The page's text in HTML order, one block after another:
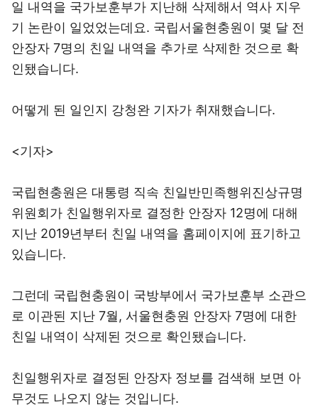
일 내역을 국가보훈부가 지난해 삭제해서 역사 지우
기 논란이 일었었는데요. 국립서울현충원이 몇 달 전
안장자 7명의 친일 내역을 추가로 삭제한 것으로 확
인됐습니다.
어떻게 된 일인지 강청완 기자가 취재했습니다.
<기자>
국립현충원은 대통령 직속 친일반민족행위진상규명
위원회가 친일행위자로 결정한 안장자 12명에 대해
지난 2019년부터 친일 내역을 홈페이지에 표기하고
있습니다.
그런데 국립현충원이 국방부에서 국가보훈부 소관으
로 이관된 지난 7월, 서울현충원 안장자 7명에 대한
친일 내역이 삭제된 것으로 확인됐습니다.
친일행위자로 결정된 안장자 정보를 검색해 보면 아
무것도 나오지 않는 것입니다.